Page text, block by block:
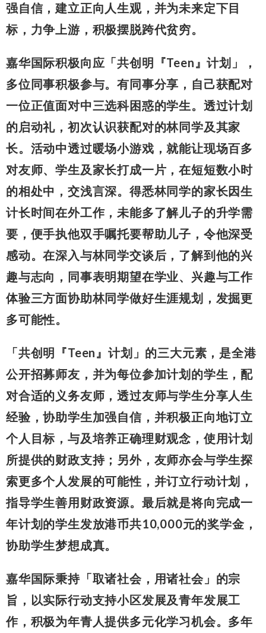
强自信，建立正向人生观，并为未来定下目
标，力争上游，积极摆脱跨代贫穷。
嘉华国际积极向应「共创明『Teen』计划」，
多位同事积极参与。有同事分享，自己获配对
一位正值面对中三选科困惑的学生。透过计划
的启动礼，初次认识获配对的林同学及其家
长。活动中透过暖场小游戏，就能让现场百多
对友师、学生及家长打成一片，在短短数小时
的相处中，交浅言深。得悉林同学的家长因生
计长时间在外工作，未能多了解儿子的升学需
要，便手执他双手嘱托要帮助儿子，令他深受
感动。在深入与林同学交谈后，了解到他的兴
趣与志向，同事表明期望在学业、兴趣与工作
体验三方面协助林同学做好生涯规划，发掘更
多可能性。
「共创明『Teen』计划」的三大元素，是全港
公开招募师友，并为每位参加计划的学生，配
对合适的义务友师，透过友师与学生分享人生
经验，协助学生加强自信，并积极正向地订立
个人目标，与及培养正确理财观念，使用计划
所提供的财政支持；另外，友师亦会与学生探
索更多个人发展的可能性，并订立行动计划，
指导学生善用财政资源。最后就是将向完成一
年计划的学生发放港币共10,000元的奖学金，
协助学生梦想成真。
嘉华国际秉持「取诸社会，用诸社会」的宗
旨，以实际行动支持小区发展及青年发展工
作，积极为年青人提供多元化学习机会。多年